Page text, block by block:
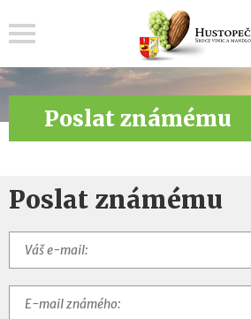
Poslat známému
Poslat známému